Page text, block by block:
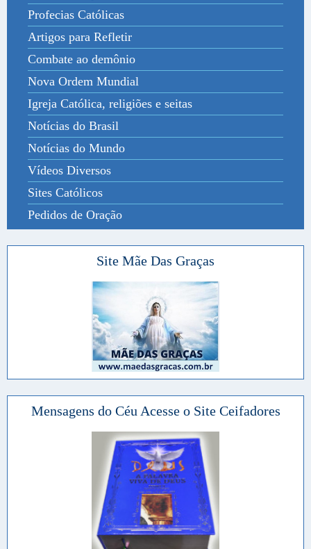
Profecias Católicas
Artigos para Refletir
Combate ao demônio
Nova Ordem Mundial
Igreja Católica, religiões e seitas
Notícias do Brasil
Notícias do Mundo
Vídeos Diversos
Sites Católicos
Pedidos de Oração
Site Mãe Das Graças
Mensagens do Céu Acesse o Site Ceifadores